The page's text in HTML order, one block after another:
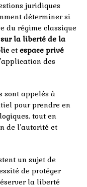
juridiques
déterminer si
du régime classique
la liberté de la
et espace privé
des
sont appelés à
pour prendre en
tout en
de l’autorité et
un sujet de
de protéger
la liberté